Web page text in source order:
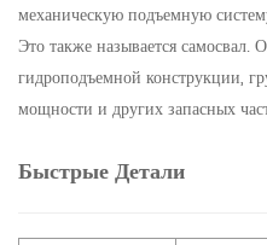
механическую подъемную
Это также называется самосвал.
гидроподъемной конструкции,
мощности и других запасных
Быстрые Детали